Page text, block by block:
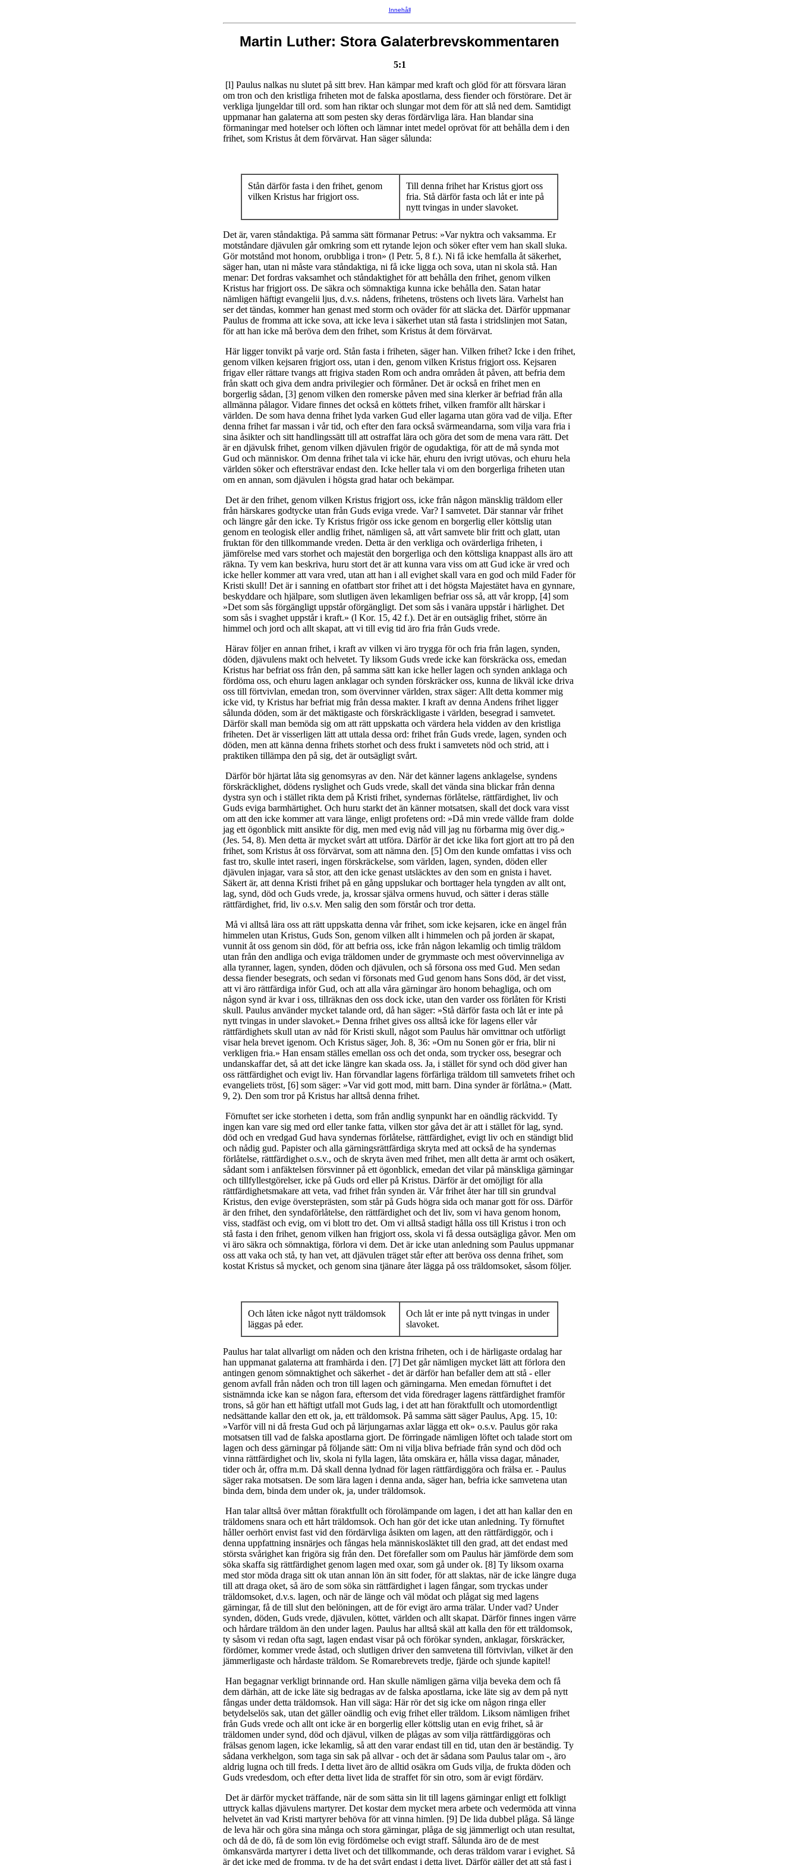
Innehåll
Martin Luther: Stora Galaterbrevskommentaren
5:1
[l] Paulus nalkas nu slutet på sitt brev. Han kämpar med kraft och glöd för att försvara läran
om tron och den kristliga friheten mot de falska apostlarna, dess fiender och förstörare. Det är
verkliga ljungeldar till ord. som han riktar och slungar mot dem för att slå ned dem. Samtidigt
uppmanar han galaterna att som pesten sky deras fördärvliga lära. Han blandar sina
förmaningar med hotelser och löften och lämnar intet medel oprövat för att behålla dem i den
frihet, som Kristus åt dem förvärvat. Han säger sålunda:
Stån därför fasta i den frihet, genom
vilken Kristus har frigjort oss.
Till denna frihet har Kristus gjort oss
fria. Stå därför fasta och låt er inte på
nytt tvingas in under slavoket.
Det är, varen ståndaktiga. På samma sätt förmanar Petrus: »Var nyktra och vaksamma. Er
motståndare djävulen går omkring som ett rytande lejon och söker efter vem han skall sluka.
Gör motstånd mot honom, orubbliga i tron» (l Petr. 5, 8 f.). Ni få icke hemfalla åt säkerhet,
säger han, utan ni måste vara ståndaktiga, ni få icke ligga och sova, utan ni skola stå. Han
menar: Det fordras vaksamhet och ståndaktighet för att behålla den frihet, genom vilken
Kristus har frigjort oss. De säkra och sömnaktiga kunna icke behålla den. Satan hatar
nämligen häftigt evangelii ljus, d.v.s. nådens, frihetens, tröstens och livets lära. Varhelst han
ser det tändas, kommer han genast med storm och oväder för att släcka det. Därför uppmanar
Paulus de fromma att icke sova, att icke leva i säkerhet utan stå fasta i stridslinjen mot Satan,
för att han icke må beröva dem den frihet, som Kristus åt dem förvärvat.
Här ligger tonvikt på varje ord. Stån fasta i friheten, säger han. Vilken frihet? Icke i den frihet,
genom vilken kejsaren frigjort oss, utan i den, genom vilken Kristus frigjort oss. Kejsaren
frigav eller rättare tvangs att frigiva staden Rom och andra områden åt påven, att befria dem
från skatt och giva dem andra privilegier och förmåner. Det är också en frihet men en
borgerlig sådan, [3] genom vilken den romerske påven med sina klerker är befriad från alla
allmänna pålagor. Vidare finnes det också en köttets frihet, vilken framför allt härskar i
världen. De som hava denna frihet lyda varken Gud eller lagarna utan göra vad de vilja. Efter
denna frihet far massan i vår tid, och efter den fara också svärmeandarna, som vilja vara fria i
sina åsikter och sitt handlingssätt till att ostraffat lära och göra det som de mena vara rätt. Det
är en djävulsk frihet, genom vilken djävulen frigör de ogudaktiga, för att de må synda mot
Gud och människor. Om denna frihet tala vi icke här, ehuru den ivrigt utövas, och ehuru hela
världen söker och eftersträvar endast den. Icke heller tala vi om den borgerliga friheten utan
om en annan, som djävulen i högsta grad hatar och bekämpar.
Det är den frihet, genom vilken Kristus frigjort oss, icke från någon mänsklig träldom eller
från härskares godtycke utan från Guds eviga vrede. Var? I samvetet. Där stannar vår frihet
och längre går den icke. Ty Kristus frigör oss icke genom en borgerlig eller köttslig utan
genom en teologisk eller andlig frihet, nämligen så, att vårt samvete blir fritt och glatt, utan
fruktan för den tillkommande vreden. Detta är den verkliga och ovärderliga friheten, i
jämförelse med vars storhet och majestät den borgerliga och den köttsliga knappast alls äro att
räkna. Ty vem kan beskriva, huru stort det är att kunna vara viss om att Gud icke är vred och
icke heller kommer att vara vred, utan att han i all evighet skall vara en god och mild Fader för
Kristi skull! Det är i sanning en ofattbart stor frihet att i det högsta Majestätet hava en gynnare,
beskyddare och hjälpare, som slutligen även lekamligen befriar oss så, att vår kropp, [4] som
»Det som sås förgängligt uppstår oförgängligt. Det som sås i vanära uppstår i härlighet. Det
som sås i svaghet uppstår i kraft.» (l Kor. 15, 42 f.). Det är en outsäglig frihet, större än
himmel och jord och allt skapat, att vi till evig tid äro fria från Guds vrede.
Härav följer en annan frihet, i kraft av vilken vi äro trygga för och fria från lagen, synden,
döden, djävulens makt och helvetet. Ty liksom Guds vrede icke kan förskräcka oss, emedan
Kristus har befriat oss från den, på samma sätt kan icke heller lagen och synden anklaga och
fördöma oss, och ehuru lagen anklagar och synden förskräcker oss, kunna de likväl icke driva
oss till förtvivlan, emedan tron, som övervinner världen, strax säger: Allt detta kommer mig
icke vid, ty Kristus har befriat mig från dessa makter. I kraft av denna Andens frihet ligger
sålunda döden, som är det mäktigaste och förskräckligaste i världen, besegrad i samvetet.
Därför skall man bemöda sig om att rätt uppskatta och värdera hela vidden av den kristliga
friheten. Det är visserligen lätt att uttala dessa ord: frihet från Guds vrede, lagen, synden och
döden, men att känna denna frihets storhet och dess frukt i samvetets nöd och strid, att i
praktiken tillämpa den på sig, det är outsägligt svårt.
Därför bör hjärtat låta sig genomsyras av den. När det känner lagens anklagelse, syndens
förskräcklighet, dödens ryslighet och Guds vrede, skall det vända sina blickar från denna
dystra syn och i stället rikta dem på Kristi frihet, syndernas förlåtelse, rättfärdighet, liv och
Guds eviga barmhärtighet. Och huru starkt det än känner motsatsen, skall det dock vara visst
om att den icke kommer att vara länge, enligt profetens ord: »Då min vrede vällde fram dolde
jag ett ögonblick mitt ansikte för dig, men med evig nåd vill jag nu förbarma mig över dig.»
(Jes. 54, 8). Men detta är mycket svårt att utföra. Därför är det icke lika fort gjort att tro på den
frihet, som Kristus åt oss förvärvat, som att nämna den. [5] Om den kunde omfattas i viss och
fast tro, skulle intet raseri, ingen förskräckelse, som världen, lagen, synden, döden eller
djävulen injagar, vara så stor, att den icke genast utsläcktes av den som en gnista i havet.
Säkert är, att denna Kristi frihet på en gång uppslukar och borttager hela tyngden av allt ont,
lag, synd, död och Guds vrede, ja, krossar själva ormens huvud, och sätter i deras ställe
rättfärdighet, frid, liv o.s.v. Men salig den som förstår och tror detta.
Må vi alltså lära oss att rätt uppskatta denna vår frihet, som icke kejsaren, icke en ängel från
himmelen utan Kristus, Guds Son, genom vilken allt i himmelen och på jorden är skapat,
vunnit åt oss genom sin död, för att befria oss, icke från någon lekamlig och timlig träldom
utan från den andliga och eviga träldomen under de grymmaste och mest oövervinneliga av
alla tyranner, lagen, synden, döden och djävulen, och så försona oss med Gud. Men sedan
dessa fiender besegrats, och sedan vi försonats med Gud genom hans Sons död, är det visst,
att vi äro rättfärdiga inför Gud, och att alla våra gärningar äro honom behagliga, och om
någon synd är kvar i oss, tillräknas den oss dock icke, utan den varder oss förlåten för Kristi
skull. Paulus använder mycket talande ord, då han säger: »Stå därför fasta och låt er inte på
nytt tvingas in under slavoket.» Denna frihet gives oss alltså icke för lagens eller vår
rättfärdighets skull utan av nåd för Kristi skull, något som Paulus här omvittnar och utförligt
visar hela brevet igenom. Och Kristus säger, Joh. 8, 36: »Om nu Sonen gör er fria, blir ni
verkligen fria.» Han ensam ställes emellan oss och det onda, som trycker oss, besegrar och
undanskaffar det, så att det icke längre kan skada oss. Ja, i stället för synd och död giver han
oss rättfärdighet och evigt liv. Han förvandlar lagens förfärliga träldom till samvetets frihet och
evangeliets tröst, [6] som säger: »Var vid gott mod, mitt barn. Dina synder är förlåtna.» (Matt.
9, 2). Den som tror på Kristus har alltså denna frihet.
Förnuftet ser icke storheten i detta, som från andlig synpunkt har en oändlig räckvidd. Ty
ingen kan vare sig med ord eller tanke fatta, vilken stor gåva det är att i stället för lag, synd.
död och en vredgad Gud hava syndernas förlåtelse, rättfärdighet, evigt liv och en ständigt blid
och nådig gud. Papister och alla gärningsrättfärdiga skryta med att också de ha syndernas
förlåtelse, rättfärdighet o.s.v., och de skryta även med frihet, men allt detta är armt och osäkert,
sådant som i anfäktelsen försvinner på ett ögonblick, emedan det vilar på mänskliga gärningar
och tillfyllestgörelser, icke på Guds ord eller på Kristus. Därför är det omöjligt för alla
rättfärdighetsmakare att veta, vad frihet från synden är. Vår frihet åter har till sin grundval
Kristus, den evige översteprästen, som står på Guds högra sida och manar gott för oss. Därför
är den frihet, den syndaförlåtelse, den rättfärdighet och det liv, som vi hava genom honom,
viss, stadfäst och evig, om vi blott tro det. Om vi alltså stadigt hålla oss till Kristus i tron och
stå fasta i den frihet, genom vilken han frigjort oss, skola vi få dessa outsägliga gåvor. Men om
vi äro säkra och sömnaktiga, förlora vi dem. Det är icke utan anledning som Paulus uppmanar
oss att vaka och stå, ty han vet, att djävulen träget står efter att beröva oss denna frihet, som
kostat Kristus så mycket, och genom sina tjänare åter lägga på oss träldomsoket, såsom följer.
Och låten icke något nytt träldomsok
läggas på eder.
Och låt er inte på nytt tvingas in under
slavoket.
Paulus har talat allvarligt om nåden och den kristna friheten, och i de härligaste ordalag har
han uppmanat galaterna att framhärda i den. [7] Det går nämligen mycket lätt att förlora den
antingen genom sömnaktighet och säkerhet - det är därför han befaller dem att stå - eller
genom avfall från nåden och tron till lagen och gärningarna. Men emedan förnuftet i det
sistnämnda icke kan se någon fara, eftersom det vida föredrager lagens rättfärdighet framför
trons, så gör han ett häftigt utfall mot Guds lag, i det att han föraktfullt och utomordentligt
nedsättande kallar den ett ok, ja, ett träldomsok. På samma sätt säger Paulus, Apg. 15, 10:
»Varför vill ni då fresta Gud och på lärjungarnas axlar lägga ett ok» o.s.v. Paulus gör raka
motsatsen till vad de falska apostlarna gjort. De förringade nämligen löftet och talade stort om
lagen och dess gärningar på följande sätt: Om ni vilja bliva befriade från synd och död och
vinna rättfärdighet och liv, skola ni fylla lagen, låta omskära er, hålla vissa dagar, månader,
tider och år, offra m.m. Då skall denna lydnad för lagen rättfärdiggöra och frälsa er. - Paulus
säger raka motsatsen. De som lära lagen i denna anda, säger han, befria icke samvetena utan
binda dem, binda dem under ok, ja, under träldomsok.
Han talar alltså över måttan föraktfullt och förolämpande om lagen, i det att han kallar den en
träldomens snara och ett hårt träldomsok. Och han gör det icke utan anledning. Ty förnuftet
håller oerhört envist fast vid den fördärvliga åsikten om lagen, att den rättfärdiggör, och i
denna uppfattning insnärjes och fångas hela människosläktet till den grad, att det endast med
största svårighet kan frigöra sig från den. Det förefaller som om Paulus här jämförde dem som
söka skaffa sig rättfärdighet genom lagen med oxar, som gå under ok. [8] Ty liksom oxarna
med stor möda draga sitt ok utan annan lön än sitt foder, för att slaktas, när de icke längre duga
till att draga oket, så äro de som söka sin rättfärdighet i lagen fångar, som tryckas under
träldomsoket, d.v.s. lagen, och när de länge och väl mödat och plågat sig med lagens
gärningar, få de till slut den belöningen, att de för evigt äro arma trälar. Under vad? Under
synden, döden, Guds vrede, djävulen, köttet, världen och allt skapat. Därför finnes ingen värre
och hårdare träldom än den under lagen. Paulus har alltså skäl att kalla den för ett träldomsok,
ty såsom vi redan ofta sagt, lagen endast visar på och förökar synden, anklagar, förskräcker,
fördömer, kommer vrede åstad, och slutligen driver den samvetena till förtvivlan, vilket är den
jämmerligaste och hårdaste träldom. Se Romarebrevets tredje, fjärde och sjunde kapitel!
Han begagnar verkligt brinnande ord. Han skulle nämligen gärna vilja beveka dem och få
dem därhän, att de icke läte sig bedragas av de falska apostlarna, icke läte sig av dem på nytt
fångas under detta träldomsok. Han vill säga: Här rör det sig icke om någon ringa eller
betydelselös sak, utan det gäller oändlig och evig frihet eller träldom. Liksom nämligen frihet
från Guds vrede och allt ont icke är en borgerlig eller köttslig utan en evig frihet, så är
träldomen under synd, död och djävul, vilken de plågas av som vilja rättfärdiggöras och
frälsas genom lagen, icke lekamlig, så att den varar endast till en tid, utan den är beständig. Ty
sådana verkhelgon, som taga sin sak på allvar - och det är sådana som Paulus talar om -, äro
aldrig lugna och till freds. I detta livet äro de alltid osäkra om Guds vilja, de frukta döden och
Guds vredesdom, och efter detta livet lida de straffet för sin otro, som är evigt fördärv.
Det är därför mycket träffande, när de som sätta sin lit till lagens gärningar enligt ett folkligt
uttryck kallas djävulens martyrer. Det kostar dem mycket mera arbete och vedermöda att vinna
helvetet än vad Kristi martyrer behöva för att vinna himlen. [9] De lida dubbel plåga. Så länge
de leva här och göra sina många och stora gärningar, plåga de sig jämmerligt och utan resultat,
och då de dö, få de som lön evig fördömelse och evigt straff. Sålunda äro de de mest
ömkansvärda martyrer i detta livet och det tillkommande, och deras träldom varar i evighet. Så
är det icke med de fromma, ty de ha det svårt endast i detta livet. Därför gäller det att stå fast i